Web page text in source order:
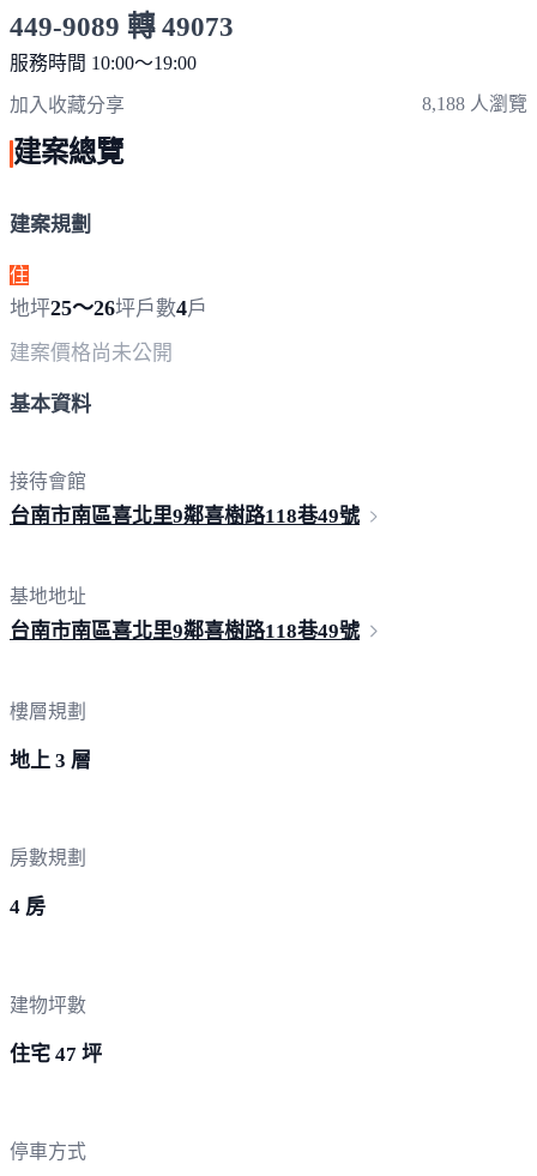
449-9089 轉 49073
服務時間 10:00～19:00
加入收藏分享 8,188 人瀏覽
建案總覽
建案規劃
住
地坪25～26坪戶數4戶
建案價格尚未公開
基本資料
接待會館
台南市南區喜北里9鄰喜樹路118巷49號
基地地址
台南市南區喜北里9鄰喜樹路118巷49號
樓層規劃
地上 3 層
房數規劃
4 房
建物坪數
住宅 47 坪
停車方式